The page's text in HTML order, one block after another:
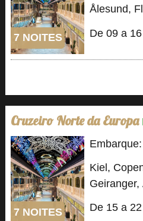
7 NOITES
Ålesund,
De 09 a
Cruzeiro Norte da Europa
7 NOITES
Kiel,
De 15 a